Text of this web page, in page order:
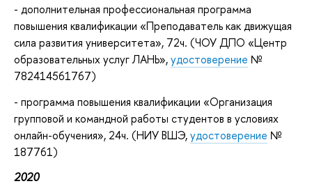
- дополнительная профессиональная программа
повышения квалификации «Преподаватель как движущая
сила развития университета», 72ч. (ЧОУ ДПО «Центр
образовательных услуг ЛАНЬ»,удостоверение №
782414561767)
- программа повышения квалификации «Организация
групповой и командной работы студентов в условиях
онлайн-обучения», 24ч. (НИУ ВШЭ,удостоверение №
187761)
2020